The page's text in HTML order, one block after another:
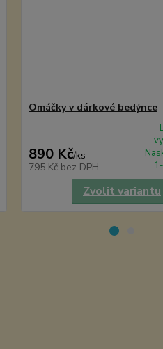
Omáčky v dárkové bedýnce
890 Kč/ks
795 Kč bez DPH
Zvolit variantu